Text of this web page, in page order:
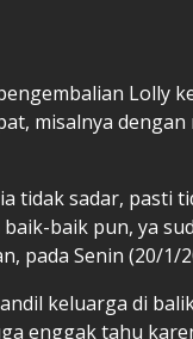
Lolly
misalnya dengan
tidak sadar, pasti
baik pun, ya
pada Senin (20/1/
keluarga di
enggak tahu